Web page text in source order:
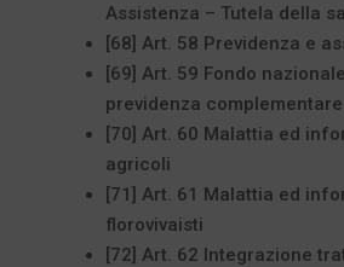
Assistenza – Tutela della
[68] Art. 58 Previdenza e
[69] Art. 59 Fondo
previdenza complementare
[70] Art. 60 Malattia ed
agricoli
[71] Art. 61 Malattia ed
florovivaisti
[72] Art. 62 Integrazione